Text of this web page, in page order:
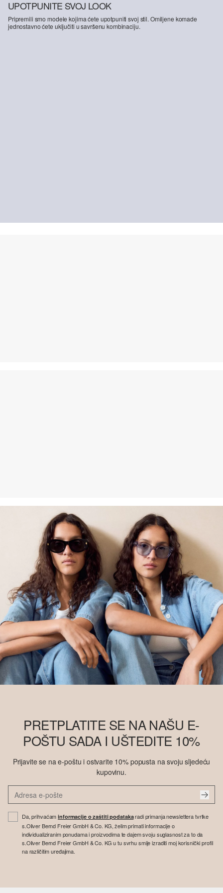
UPOTPUNITE SVOJ LOOK
Pripremili smo modele kojima ćete upotpuniti svoj stil. Omiljene komade
jednostavno ćete uključiti u savršenu kombinaciju.
PRETPLATITE SE NA NAŠU E-
POŠTU SADA I UŠTEDITE 10%
Prijavite se na e-poštu i ostvarite 10% popusta na svoju sljedeću
kupovinu.
Da, prihvaćaminformacije o zaštiti podatakaradi primanja newslettera tvrtke
s.Oliver Bernd Freier GmbH & Co. KG, želim primati informacije o
individualiziranim ponudama i proizvodima te dajem svoju suglasnost za to da
s.Oliver Bernd Freier GmbH & Co. KG u tu svrhu smije izraditi moj korisnički profil
na različitim uređajima.